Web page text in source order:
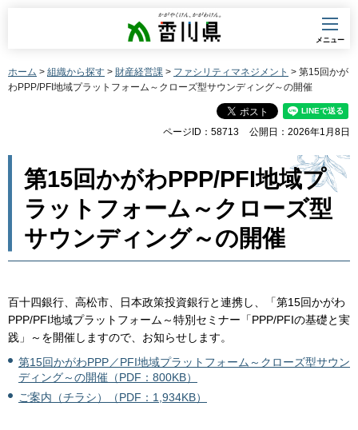
香川県
メニュー
ホーム > 組織から探す > 財産経営課 > ファシリティマネジメント > 第15回かが
わPPP/PFI地域プラットフォーム～クローズ型サウンディング～の開催
ページID：58713 公開日：2026年1月8日
第15回かがわPPP/PFI地域プ
ラットフォーム～クローズ型
サウンディング～の開催
百十四銀行、高松市、日本政策投資銀行と連携し、「第15回かがわ
PPP/PFI地域プラットフォーム～特別セミナー「PPP/PFIの基礎と実
践」～を開催しますので、お知らせします。
第15回かがわPPP／PFI地域プラットフォーム～クローズ型サウン
ディング～の開催（PDF：800KB）
ご案内（チラシ）（PDF：1,934KB）